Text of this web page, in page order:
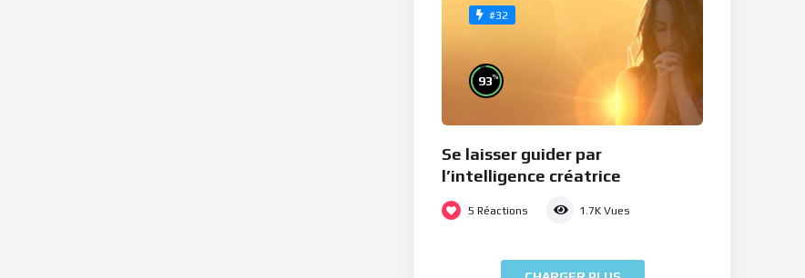
#32
93%
Se laisser guider par
l’intelligence créatrice
5 Réactions 1.7K Vues